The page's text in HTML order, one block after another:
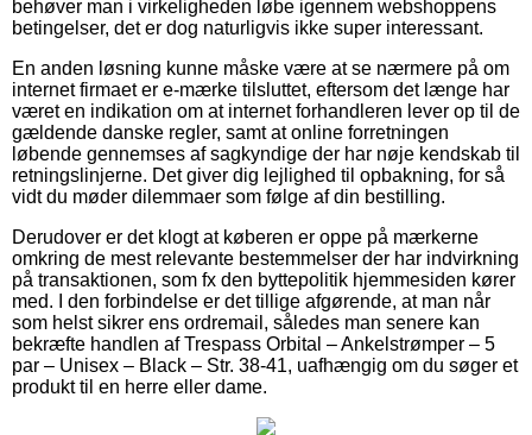
behøver man i virkeligheden løbe igennem webshoppens
betingelser, det er dog naturligvis ikke super interessant.
En anden løsning kunne måske være at se nærmere på om
internet firmaet er e-mærke tilsluttet, eftersom det længe har
været en indikation om at internet forhandleren lever op til de
gældende danske regler, samt at online forretningen
løbende gennemses af sagkyndige der har nøje kendskab til
retningslinjerne. Det giver dig lejlighed til opbakning, for så
vidt du møder dilemmaer som følge af din bestilling.
Derudover er det klogt at køberen er oppe på mærkerne
omkring de mest relevante bestemmelser der har indvirkning
på transaktionen, som fx den byttepolitik hjemmesiden kører
med. I den forbindelse er det tillige afgørende, at man når
som helst sikrer ens ordremail, således man senere kan
bekræfte handlen af Trespass Orbital – Ankelstrømper – 5
par – Unisex – Black – Str. 38-41, uafhængig om du søger et
produkt til en herre eller dame.